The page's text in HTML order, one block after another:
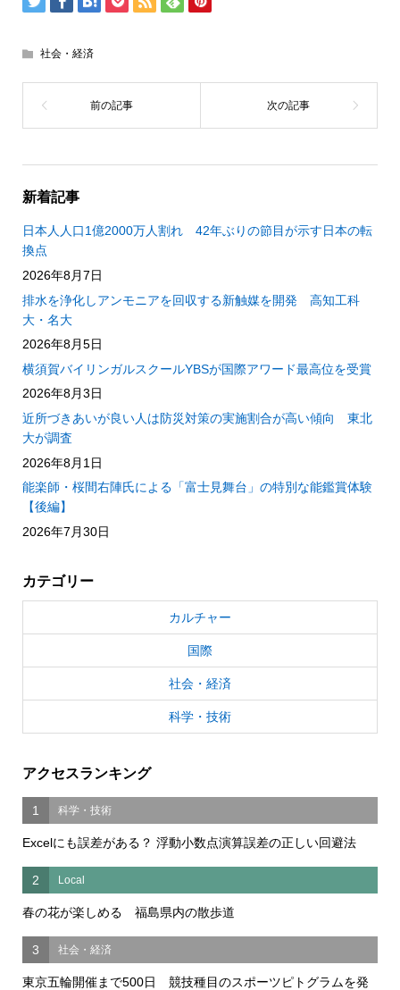
社会・経済
新着記事
日本人人口1億2000万人割れ 42年ぶりの節目が示す日本の転
換点
2026年8月7日
排水を浄化しアンモニアを回収する新触媒を開発 高知工科
大・名大
2026年8月5日
横須賀バイリンガルスクールYBSが国際アワード最高位を受賞
2026年8月3日
近所づきあいが良い人は防災対策の実施割合が高い傾向 東北
大が調査
2026年8月1日
能楽師・桜間右陣氏による「富士見舞台」の特別な能鑑賞体験
【後編】
2026年7月30日
カテゴリー
カルチャー
国際
社会・経済
科学・技術
アクセスランキング
1 科学・技術
Excelにも誤差がある？ 浮動小数点演算誤差の正しい回避法
2 Local
春の花が楽しめる 福島県内の散歩道
3 社会・経済
東京五輪開催まで500日 競技種目のスポーツピトグラムを発